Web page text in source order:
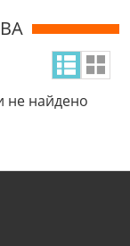
не найдено